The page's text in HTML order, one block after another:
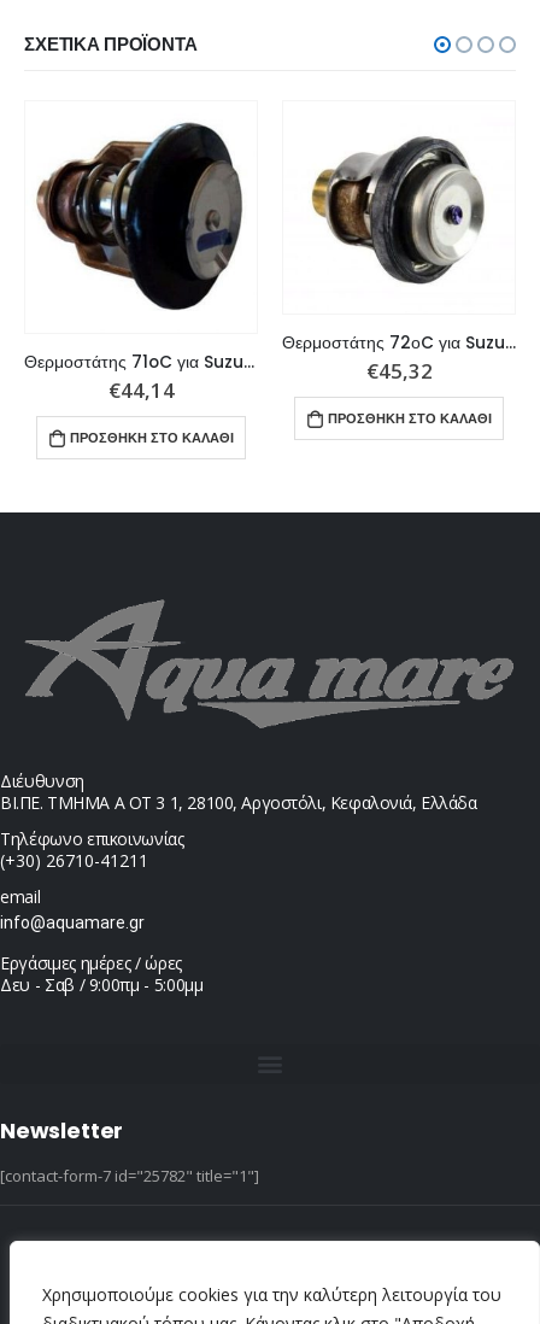
Χρησιμοποιούμε cookies για την καλύτερη λειτουργία του
ΣΧΕΤΙΚΆ ΠΡΟΪΌΝΤΑ
Θερμοστάτης 71oC για Suzuki DF70-300hp
€44,14
ΠΡΟΣΘΉΚΗ ΣΤΟ ΚΑΛΆΘΙ
Θερμοστάτης 72οC για Suzuki/Johnson 40-70hp
€45,32
ΠΡΟΣΘΉΚΗ ΣΤΟ ΚΑΛΆΘΙ
Διέυθυνση
ΒΙ.ΠΕ. ΤΜΗΜΑ Α ΟΤ 3 1, 28100, Αργοστόλι, Κεφαλονιά, Ελλάδα
Τηλέφωνο επικοινωνίας
(+30) 26710-41211
email
info@aquamare.gr
Εργάσιμες ημέρες / ώρες
Δευ - Σαβ / 9:00πμ - 5:00μμ
Newsletter
[contact-form-7 id="25782" title="1"]